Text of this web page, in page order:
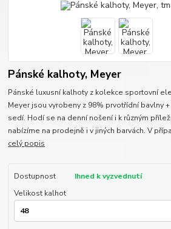
Pánské kalhoty, Meyer
Pánské luxusní kalhoty z kolekce sportovní
Meyer jsou vyrobeny z 98% prvotřídní bavlny
sedí. Hodí se na denní nošení i k různým
nabízíme na prodejně i v jiných barvách. V
celý popis
Dostupnost
Ihned k vyzvednutí
Velikost kalhot